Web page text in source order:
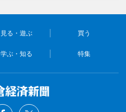
見る・遊ぶ 買う
学ぶ・知る 特集